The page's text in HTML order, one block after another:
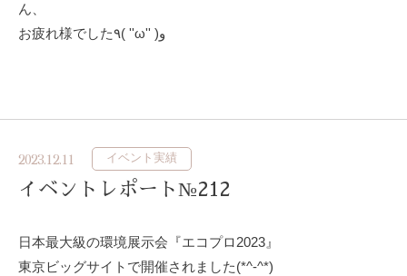
ん、
お疲れ様でした٩( ''ω'' )و
2023.12.11 イベント実績
イベントレポート№212
日本最大級の環境展示会『エコプロ2023』
東京ビッグサイトで開催されました(*^-^*)